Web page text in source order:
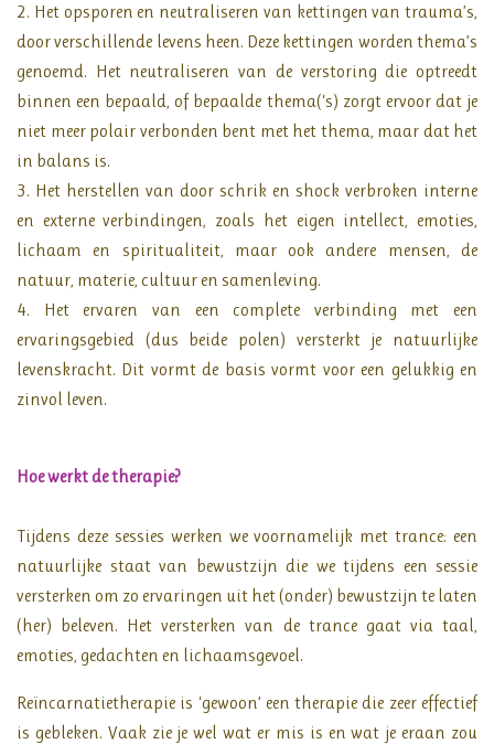
2. Het opsporen en neutraliseren van kettingen van trauma’s,
door verschillende levens heen. Deze kettingen worden thema’s
genoemd. Het neutraliseren van de verstoring die optreedt
binnen een bepaald, of bepaalde thema(‘s) zorgt ervoor dat je
niet meer polair verbonden bent met het thema, maar dat het
in balans is.
3. Het herstellen van door schrik en shock verbroken interne
en externe verbindingen, zoals het eigen intellect, emoties,
lichaam en spiritualiteit, maar ook andere mensen, de
natuur, materie, cultuur en samenleving.
4. Het ervaren van een complete verbinding met een
ervaringsgebied (dus beide polen) versterkt je natuurlijke
levenskracht. Dit vormt de basis vormt voor een gelukkig en
zinvol leven.
Hoe werkt de therapie?
Tijdens deze sessies werken we voornamelijk met trance: een
natuurlijke staat van bewustzijn die we tijdens een sessie
versterken om zo ervaringen uit het (onder) bewustzijn te laten
(her) beleven. Het versterken van de trance gaat via taal,
emoties, gedachten en lichaamsgevoel.
Reïncarnatietherapie is ‘gewoon’ een therapie die zeer effectief
is gebleken. Vaak zie je wel wat er mis is en wat je eraan zou